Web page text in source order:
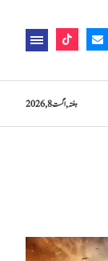
ہفتہ, اگست 8, 2026